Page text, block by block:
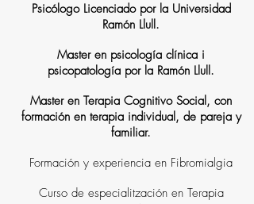
Psicólogo Licenciado por la Universidad
Ramón Llull.
Master en psicología clínica i
psicopatología por la Ramón Llull.
Master en Terapia Cognitivo Social, con
formación en terapia individual, de pareja y
familiar.
Formación y experiencia en Fibromialgia
Curso de especialitzación en Terapia